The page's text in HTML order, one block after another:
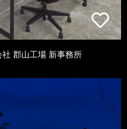
郡山工場 新事務所